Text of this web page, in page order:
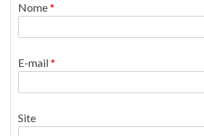
Nome*
E-mail*
Site